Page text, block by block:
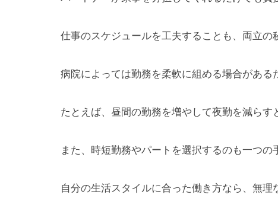
仕事のスケジュールを工夫することも、両立の
病院によっては勤務を柔軟に組める場合がある
たとえば、昼間の勤務を増やして夜勤を減らす
また、時短勤務やパートを選択するのも一つの
自分の生活スタイルに合った働き方なら、無理